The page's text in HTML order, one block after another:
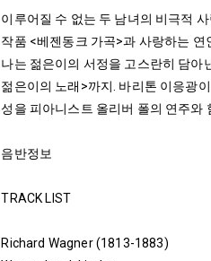
이루어질 수 없는 두 남녀의 비극적
작품 <베젠동크 가곡>과 사랑하는 연
나는 젊은이의 서정을 고스란히 담아
젊은이의 노래>까지. 바리톤 이응광
성을 피아니스트 올리버 폴의 연주와
음반정보
TRACK LIST
Richard Wagner (1813-1883)